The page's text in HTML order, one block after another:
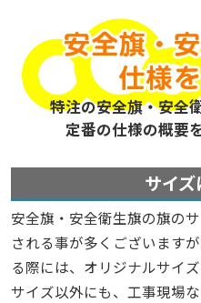
特注の安全旗・安全
定番の仕様の概要
サイズ
安全旗・安全衛生旗の旗の
される事が多くございます
る際には、オリジナルサイ
サイズ以外にも、工事現場